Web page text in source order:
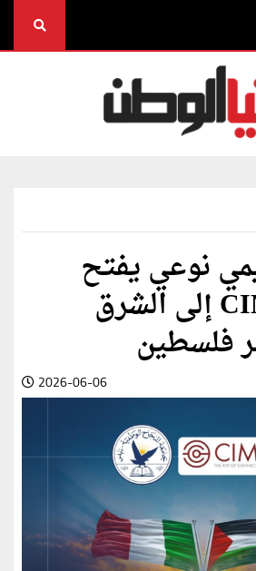
نوعي يفتح
بوابة CIMEA إلى الشرق
فلسطين
2026-06-06